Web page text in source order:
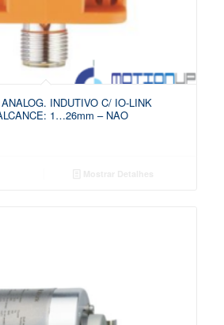
INDUTIVO C/ IO-LINK
1…26mm – NAO